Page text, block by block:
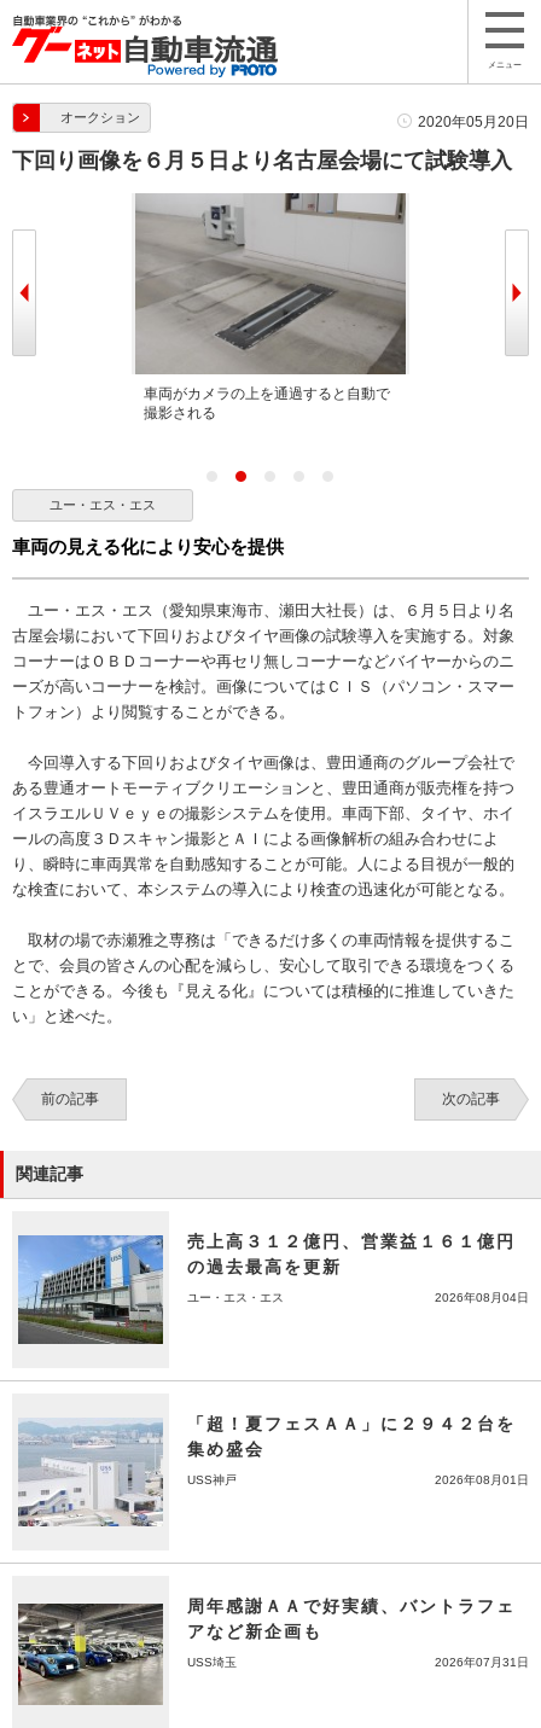
メニュー
オークション 2020年05月20日
下回り画像を６月５日より名古屋会場にて試験導入
車両がカメラの上を通過すると自動で
最先端の処理により鮮明な画像とな
ユー・エス・エス
車両の見える化により安心を提供
ユー・エス・エス（愛知県東海市、瀬田大社長）は、６月５日より名
古屋会場において下回りおよびタイヤ画像の試験導入を実施する。対象
コーナーはＯＢＤコーナーや再セリ無しコーナーなどバイヤーからのニ
ーズが高いコーナーを検討。画像についてはＣＩＳ（パソコン・スマー
トフォン）より閲覧することができる。
今回導入する下回りおよびタイヤ画像は、豊田通商のグループ会社で
ある豊通オートモーティブクリエーションと、豊田通商が販売権を持つ
イスラエルＵＶｅｙｅの撮影システムを使用。車両下部、タイヤ、ホイ
ールの高度３Ｄスキャン撮影とＡＩによる画像解析の組み合わせによ
り、瞬時に車両異常を自動感知することが可能。人による目視が一般的
な検査において、本システムの導入により検査の迅速化が可能となる。
取材の場で赤瀬雅之専務は「できるだけ多くの車両情報を提供するこ
とで、会員の皆さんの心配を減らし、安心して取引できる環境をつくる
ことができる。今後も『見える化』については積極的に推進していきた
い」と述べた。
前の記事 次の記事
関連記事
売上高３１２億円、営業益１６１億円
の過去最高を更新
ユー・エス・エス 2026年08月04日
「超！夏フェスＡＡ」に２９４２台を
集め盛会
USS神戸 2026年08月01日
周年感謝ＡＡで好実績、バントラフェ
アなど新企画も
USS埼玉 2026年07月31日